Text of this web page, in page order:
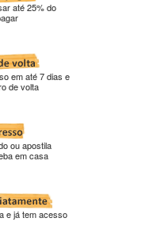
até 25% do
em até 7 dias e
de volta
ou apostila
em casa
e já tem acesso